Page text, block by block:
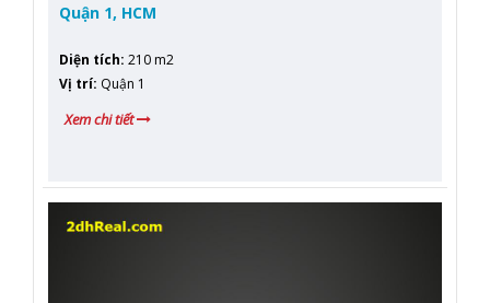
Quận 1, HCM
Diện tích: 210 m2
Vị trí: Quận 1
Xem chi tiết